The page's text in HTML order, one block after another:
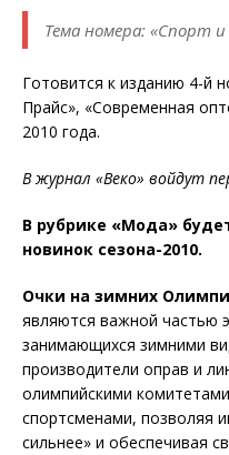
Тема номера: «Спорт
Готовится к изданию 4-й
Прайс», «Современная
2010 года.
Вжурнал «Веко» войдут
В рубрике «Мода»
новинок сезона-2010.
Очки на зимних
являются важной частью
занимающихся зимними
производители оправ и
олимпийскими
спортсменами, позволяя
сильнее» и обеспечивая